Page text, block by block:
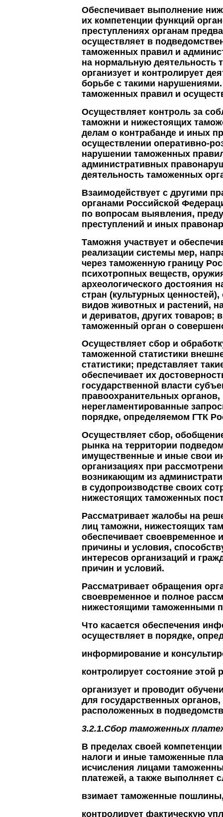
Обеспечивает выполнение
их компетенции функций
преступлениях органам
осуществляет в
таможенных правил и
на нормальную деятельность
организует и контролирует
борьбе с такими
таможенных правил и
Осуществляет контроль за
таможни и нижестоящих
делам о контрабанде и иных
осуществлении оперативно-
нарушении таможенных
административных
деятельность таможенных
Взаимодействует с другими
органами Российской
по вопросам выявления,
преступлений и иных
Таможня участвует и
реализации системы мер,
через таможенную границу
психотропных веществ,
археологического достояния
стран (культурных
видов животных и растений,
и дериватов, других
таможенный орган о
Осуществляет сбор и
таможенной статистики
статистики; представляет
обеспечивает их
государственной власти
правоохранительных
нерегламентированные
порядке, определяемом ГТК
Осуществляет сбор,
рынка на территории
имущественные и иные свои
организациях при
возникающим из
в судопроизводстве своих
нижестоящих таможенных
Рассматривает жалобы на
лиц таможни, нижестоящих
обеспечивает своевременное
причины и условия,
интересов организаций и
причин и условий.
Рассматривает обращения
своевременное и полное
нижестоящими таможенными
Что касается обеспечения
осуществляет в порядке,
информирование и
контролирует состояние
организует и проводит
для государственных
расположенных в
3.2.1.Сбор таможенных
В пределах своей
налоги и иные таможенные
исчисления лицами
платежей, а также выполняет
взимает таможенные
контролирует фактическую